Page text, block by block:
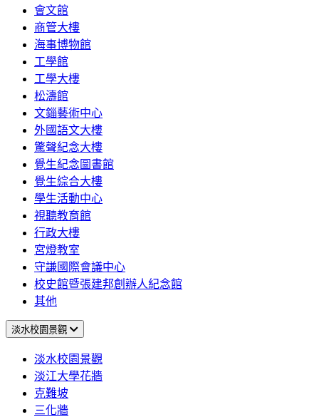
會文館
商管大樓
海事博物館
工學館
工學大樓
松濤館
文錙藝術中心
外國語文大樓
驚聲紀念大樓
覺生紀念圖書館
覺生綜合大樓
學生活動中心
視聽教育館
行政大樓
宮燈教室
守謙國際會議中心
校史館暨張建邦創辦人紀念館
其他
淡水校園景觀
淡水校園景觀
淡江大學花牆
克難坡
三化牆